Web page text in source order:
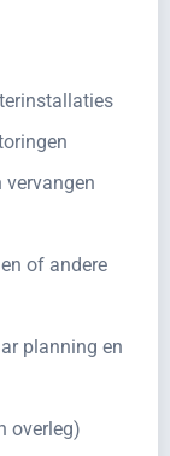
vervangen
of andere
planning en
overleg)